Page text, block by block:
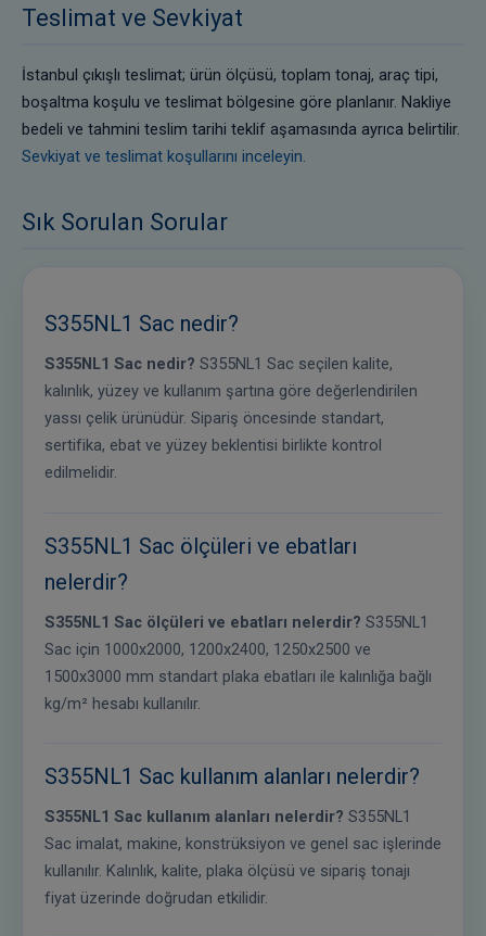
Teslimat ve Sevkiyat
İstanbul çıkışlı teslimat; ürün ölçüsü, toplam tonaj, araç tipi,
boşaltma koşulu ve teslimat bölgesine göre planlanır. Nakliye
bedeli ve tahmini teslim tarihi teklif aşamasında ayrıca belirtilir.
Sevkiyat ve teslimat koşullarını inceleyin.
Sık Sorulan Sorular
S355NL1 Sac nedir?
S355NL1 Sac nedir? S355NL1 Sac seçilen kalite,
kalınlık, yüzey ve kullanım şartına göre değerlendirilen
yassı çelik ürünüdür. Sipariş öncesinde standart,
sertifika, ebat ve yüzey beklentisi birlikte kontrol
edilmelidir.
S355NL1 Sac ölçüleri ve ebatları
nelerdir?
S355NL1 Sac ölçüleri ve ebatları nelerdir? S355NL1
Sac için 1000x2000, 1200x2400, 1250x2500 ve
1500x3000 mm standart plaka ebatları ile kalınlığa bağlı
kg/m² hesabı kullanılır.
S355NL1 Sac kullanım alanları nelerdir?
S355NL1 Sac kullanım alanları nelerdir? S355NL1
Sac imalat, makine, konstrüksiyon ve genel sac işlerinde
kullanılır. Kalınlık, kalite, plaka ölçüsü ve sipariş tonajı
fiyat üzerinde doğrudan etkilidir.